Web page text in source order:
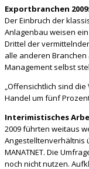
Exportbranchen
Der Einbruch der
Anlagenbau weisen
Drittel der
alle anderen
Management selbst
„Offensichtlich sind
Handel um fünf
Interimistisches
2009 führten weitaus
Angestelltenverhältnis
MANATNET. Die
noch nicht nutzen.